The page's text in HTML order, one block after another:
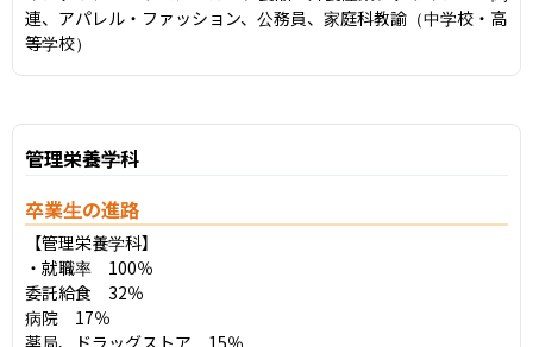
連、アパレル・ファッション、公務員、家庭科教諭（中学校・高
等学校）
管理栄養学科
卒業生の進路
【管理栄養学科】
・就職率　100％
委託給食　32％
病院　17％
薬局、ドラッグストア　15％